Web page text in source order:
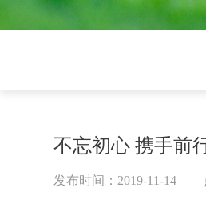
不忘初心 携手前
发布时间：2019-11-14